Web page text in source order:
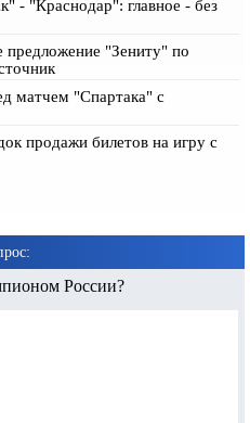
- "Краснодар": главное - без
предложение "Зениту" по
матчем "Спартака" с
продажи билетов на игру с
России?